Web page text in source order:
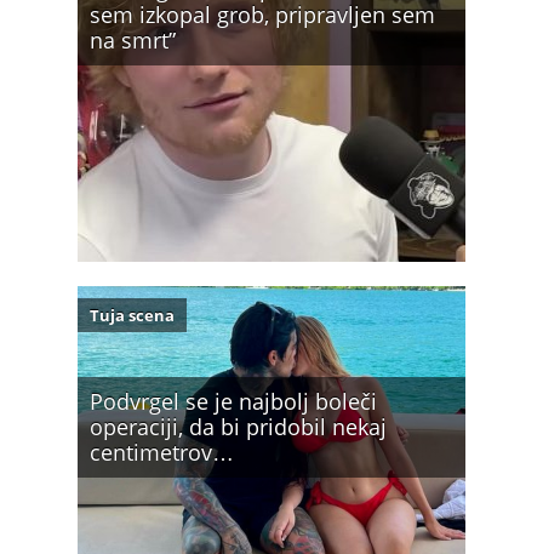
sem izkopal grob, pripravljen sem
na smrt”
Podvrgel se je najbolj boleči
operaciji, da bi pridobil nekaj
centimetrov…
Tuja scena